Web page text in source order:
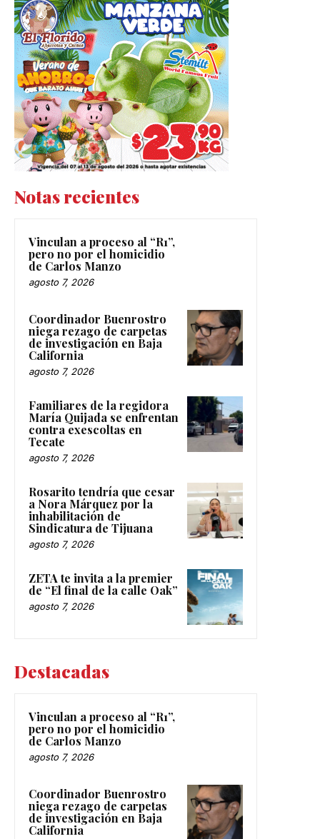
Notas recientes
Vinculan a proceso al “R1”,
pero no por el homicidio
de Carlos Manzo
agosto 7, 2026
Coordinador Buenrostro
niega rezago de carpetas
de investigación en Baja
California
agosto 7, 2026
Familiares de la regidora
María Quijada se enfrentan
contra exescoltas en
Tecate
agosto 7, 2026
Rosarito tendría que cesar
a Nora Márquez por la
inhabilitación de
Sindicatura de Tijuana
agosto 7, 2026
ZETA te invita a la premier
de “El final de la calle Oak”
agosto 7, 2026
Destacadas
Vinculan a proceso al “R1”,
pero no por el homicidio
de Carlos Manzo
agosto 7, 2026
Coordinador Buenrostro
niega rezago de carpetas
de investigación en Baja
California